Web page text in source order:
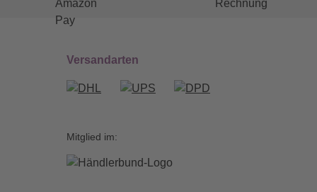
Versandarten
Mitglied im: